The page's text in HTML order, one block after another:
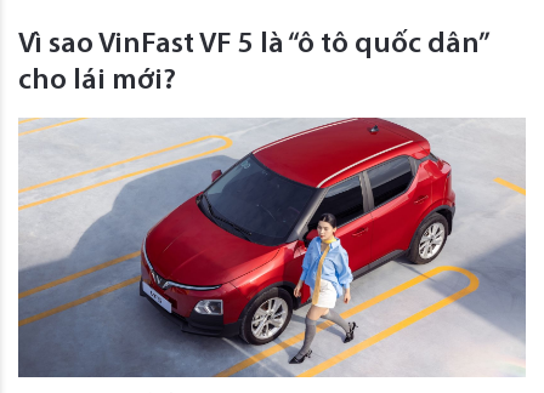
Vì sao VinFast VF 5 là “ô tô quốc dân”
cho lái mới?